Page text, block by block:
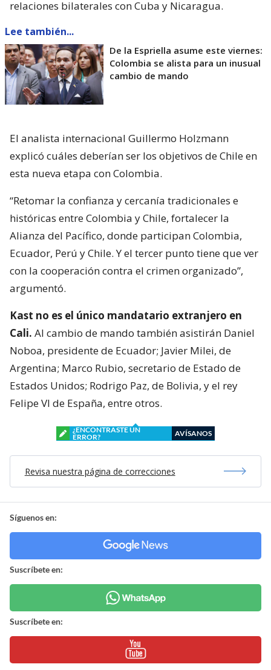
relaciones bilaterales con Cuba y Nicaragua.
Lee también...
De la Espriella asume este viernes:
Colombia se alista para un inusual
cambio de mando
El analista internacional Guillermo Holzmann
explicó cuáles deberían ser los objetivos de Chile en
esta nueva etapa con Colombia.
“Retomar la confianza y cercanía tradicionales e
históricas entre Colombia y Chile, fortalecer la
Alianza del Pacífico, donde participan Colombia,
Ecuador, Perú y Chile. Y el tercer punto tiene que ver
con la cooperación contra el crimen organizado”,
argumentó.
Kast no es el único mandatario extranjero en
Cali. Al cambio de mando también asistirán Daniel
Noboa, presidente de Ecuador; Javier Milei, de
Argentina; Marco Rubio, secretario de Estado de
Estados Unidos; Rodrigo Paz, de Bolivia, y el rey
Felipe VI de España, entre otros.
¿ENCONTRASTE UN
ERROR?
AVÍSANOS
Revisa nuestra página de correcciones
Síguenos en:
Suscríbete en:
Suscríbete en: